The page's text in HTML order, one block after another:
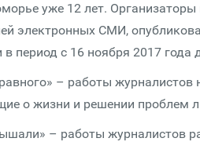
уже 12 лет.
электронных СМИ,
в период с 16 ноября 2017
– работы
о жизни и решении проблем
­– работы